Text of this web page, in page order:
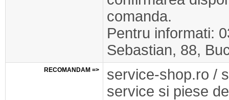
comanda.
Pentru informati:
Sebastian, 88,
RECOMANDAM =>
service-shop.ro /
service si piese